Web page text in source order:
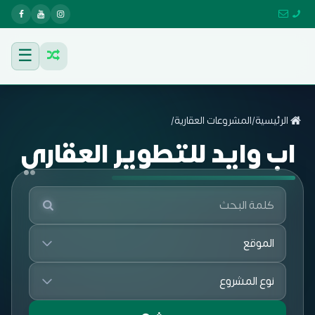
☰
الرئيسية/المشروعات العقارية/
اب وايد للتطوير العقاري